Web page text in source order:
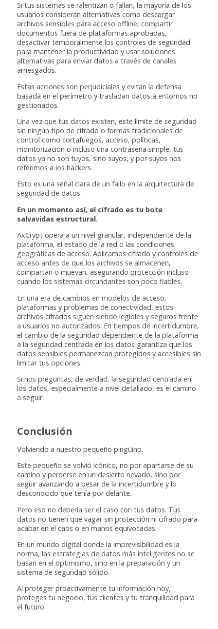
Si tus sistemas se ralentizan o fallan, la mayoría de los
usuarios consideran alternativas como descargar
archivos sensibles para acceso offline, compartir
documentos fuera de plataformas aprobadas,
desactivar temporalmente los controles de seguridad
para mantener la productividad y usar soluciones
alternativas para enviar datos a través de canales
arriesgados.
Estas acciones son perjudiciales y evitan la defensa
basada en el perímetro y trasladan datos a entornos no
gestionados.
Una vez que tus datos existen, este límite de seguridad
sin ningún tipo de cifrado o formas tradicionales de
control como cortafuegos, acceso, políticas,
monitorización o incluso una contraseña simple, tus
datos ya no son tuyos, sino suyos, y por suyos nos
referimos a los hackers.
Esto es una señal clara de un fallo en la arquitectura de
seguridad de datos.
En un momento así, el cifrado es tu bote
salvavidas estructural.
AxCrypt opera a un nivel granular, independiente de la
plataforma, el estado de la red o las condiciones
geográficas de acceso. Aplicamos cifrado y controles de
acceso antes de que los archivos se almacenen,
compartan o muevan, asegurando protección incluso
cuando los sistemas circundantes son poco fiables.
En una era de cambios en modelos de acceso,
plataformas y problemas de conectividad, estos
archivos cifrados siguen siendo legibles y seguros frente
a usuarios no autorizados. En tiempos de incertidumbre,
el cambio de la seguridad dependiente de la plataforma
a la seguridad centrada en los datos garantiza que los
datos sensibles permanezcan protegidos y accesibles sin
limitar tus opciones.
Si nos preguntas, de verdad, la seguridad centrada en
los datos, especialmente a nivel detallado, es el camino
a seguir.
Conclusión
Volviendo a nuestro pequeño pingüino.
Este pequeño se volvió icónico, no por apartarse de su
camino y perderse en un desierto nevado, sino por
seguir avanzando a pesar de la incertidumbre y lo
desconocido que tenía por delante.
Pero eso no debería ser el caso con tus datos. Tus
datos no tienen que vagar sin protección ni cifrado para
acabar en el caos o en manos equivocadas.
En un mundo digital donde la imprevisibilidad es la
norma, las estrategias de datos más inteligentes no se
basan en el optimismo, sino en la preparación y un
sistema de seguridad sólido.
Al proteger proactivamente tu información hoy,
proteges tu negocio, tus clientes y tu tranquilidad para
el futuro.